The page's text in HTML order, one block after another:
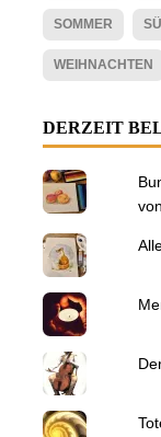
SOMMER
WEIHNACHTEN
DERZEIT